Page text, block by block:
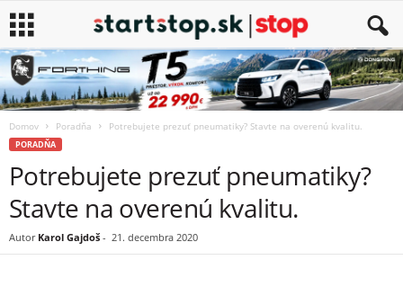
Domov Poradňa Potrebujete prezuť pneumatiky? Stavte na overenú kvalitu.
PORADŇA
Potrebujete prezuť pneumatiky?
Stavte na overenú kvalitu.
Autor Karol Gajdoš - 21. decembra 2020